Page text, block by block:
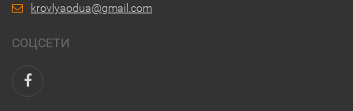
krovlyaodua@gmail.com
СОЦСЕТИ